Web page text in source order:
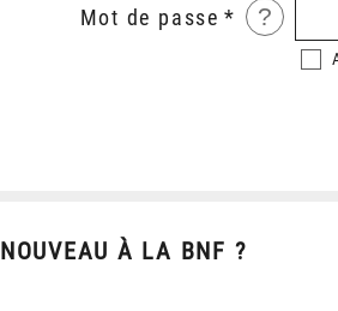
Mot de passe ?
NOUVEAU À LA BNF ?